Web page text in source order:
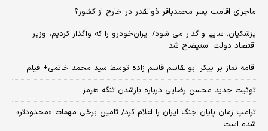
ماجرای اقامت پسر محمدباقر ذوالقدر در خارج از کشور؟
پزشکیان: سایپا واگذار می شود/ ایران‌خودرو را که واگذار کردیم، وزیر
اقتصاد دولت استیضاح شد
اقامه نماز بر پیکر ابوالقاسم قاسم زاده توسط سید محمد خاتمی+ فیلم
توئیت جدید محسن رضایی درباره بازشدن تنگه هرمز
ترامپ زمان پایان جنگ ایران را اعلام کرد/ تامین برخی مهمات «محدودتر»
شده است